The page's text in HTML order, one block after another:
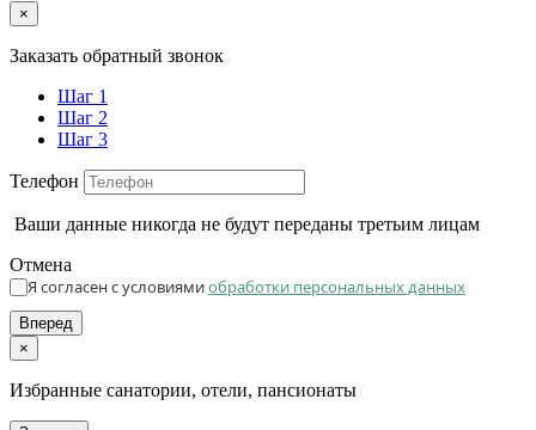
×
Заказать обратный звонок
Шаг 1
Шаг 2
Шаг 3
Телефон
Ваши данные никогда не будут переданы третьим лицам
Отмена
Я согласен с условиямиобработки персональных данных
Вперед
×
Избранные санатории, отели, пансионаты